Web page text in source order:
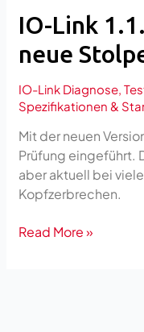
IO-Link
neue
IO-Link Diagnose,
Spezifikationen &
Mit der neuen
Prüfung eingeführt.
aber aktuell bei
Kopfzerbrechen.
Read More »